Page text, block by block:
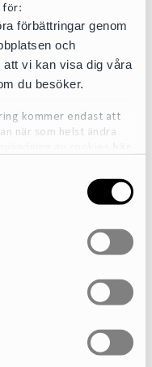
för:
förbättringar genom
och
vi kan visa dig våra
du besöker.
kommer endast att
när som helst ändra
cookies vi använder, se